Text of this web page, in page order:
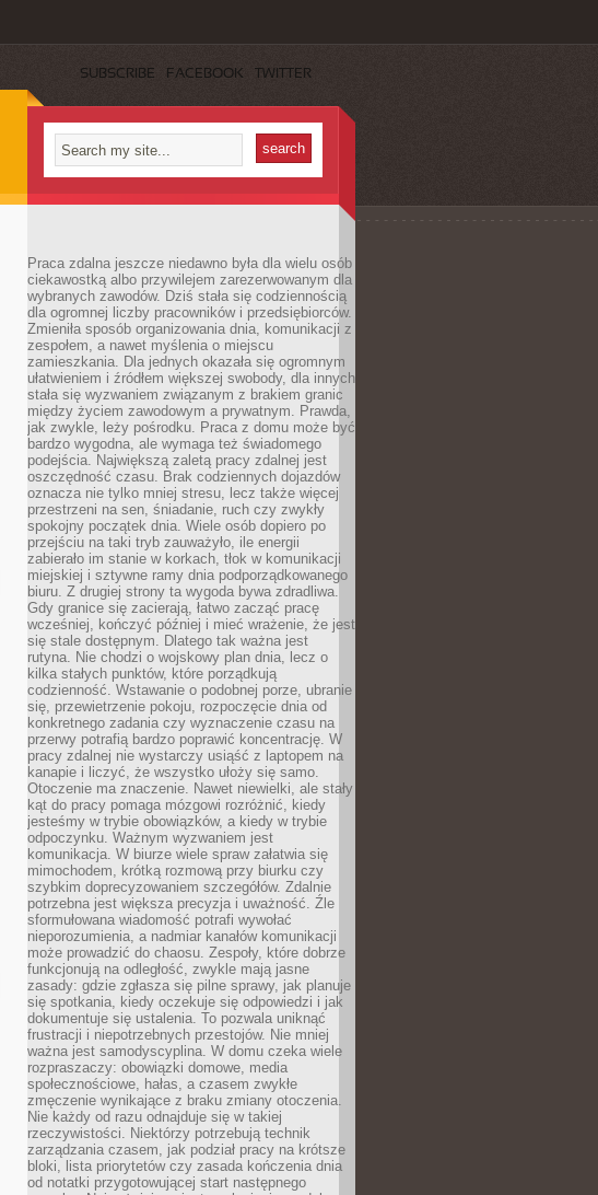
SUBSCRIBE FACEBOOK TWITTER
Praca zdalna jeszcze niedawno była dla wielu osób
ciekawostką albo przywilejem zarezerwowanym dla
wybranych zawodów. Dziś stała się codziennością
dla ogromnej liczby pracowników i przedsiębiorców.
Zmieniła sposób organizowania dnia, komunikacji z
zespołem, a nawet myślenia o miejscu
zamieszkania. Dla jednych okazała się ogromnym
ułatwieniem i źródłem większej swobody, dla innych
stała się wyzwaniem związanym z brakiem granic
między życiem zawodowym a prywatnym. Prawda,
jak zwykle, leży pośrodku. Praca z domu może być
bardzo wygodna, ale wymaga też świadomego
podejścia. Największą zaletą pracy zdalnej jest
oszczędność czasu. Brak codziennych dojazdów
oznacza nie tylko mniej stresu, lecz także więcej
przestrzeni na sen, śniadanie, ruch czy zwykły
spokojny początek dnia. Wiele osób dopiero po
przejściu na taki tryb zauważyło, ile energii
zabierało im stanie w korkach, tłok w komunikacji
miejskiej i sztywne ramy dnia podporządkowanego
biuru. Z drugiej strony ta wygoda bywa zdradliwa.
Gdy granice się zacierają, łatwo zacząć pracę
wcześniej, kończyć później i mieć wrażenie, że jest
się stale dostępnym. Dlatego tak ważna jest
rutyna. Nie chodzi o wojskowy plan dnia, lecz o
kilka stałych punktów, które porządkują
codzienność. Wstawanie o podobnej porze, ubranie
się, przewietrzenie pokoju, rozpoczęcie dnia od
konkretnego zadania czy wyznaczenie czasu na
przerwy potrafią bardzo poprawić koncentrację. W
pracy zdalnej nie wystarczy usiąść z laptopem na
kanapie i liczyć, że wszystko ułoży się samo.
Otoczenie ma znaczenie. Nawet niewielki, ale stały
kąt do pracy pomaga mózgowi rozróżnić, kiedy
jesteśmy w trybie obowiązków, a kiedy w trybie
odpoczynku. Ważnym wyzwaniem jest
komunikacja. W biurze wiele spraw załatwia się
mimochodem, krótką rozmową przy biurku czy
szybkim doprecyzowaniem szczegółów. Zdalnie
potrzebna jest większa precyzja i uważność. Źle
sformułowana wiadomość potrafi wywołać
nieporozumienia, a nadmiar kanałów komunikacji
może prowadzić do chaosu. Zespoły, które dobrze
funkcjonują na odległość, zwykle mają jasne
zasady: gdzie zgłasza się pilne sprawy, jak planuje
się spotkania, kiedy oczekuje się odpowiedzi i jak
dokumentuje się ustalenia. To pozwala uniknąć
frustracji i niepotrzebnych przestojów. Nie mniej
ważna jest samodyscyplina. W domu czeka wiele
rozpraszaczy: obowiązki domowe, media
społecznościowe, hałas, a czasem zwykłe
zmęczenie wynikające z braku zmiany otoczenia.
Nie każdy od razu odnajduje się w takiej
rzeczywistości. Niektórzy potrzebują technik
zarządzania czasem, jak podział pracy na krótsze
bloki, lista priorytetów czy zasada kończenia dnia
od notatki przygotowującej start następnego